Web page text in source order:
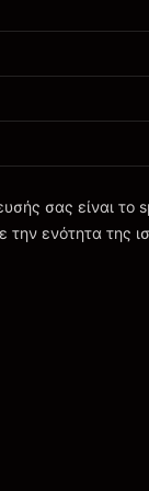
σας είναι το
ενότητα της